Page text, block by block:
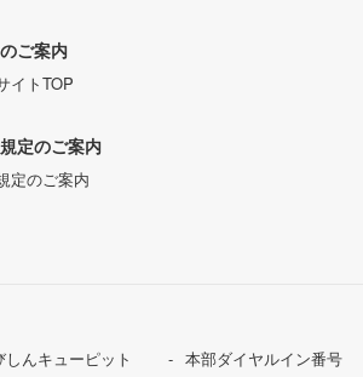
ご案内
イトTOP
定のご案内
定のご案内
んキューピット 本部ダイヤルイン番号